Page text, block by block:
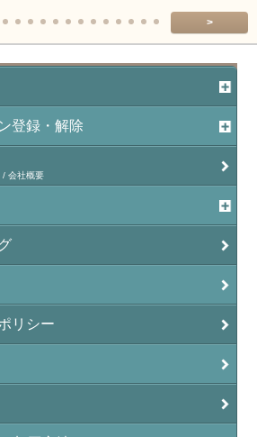
）
）/魚眼石
）
Amethest in quartz）
）
）
日長石）
ツ(Amphibole)
閃岩（Amphibole ）
サイト/Rhodochrosite）
>
登録・解除
/ 会社概要
リシー